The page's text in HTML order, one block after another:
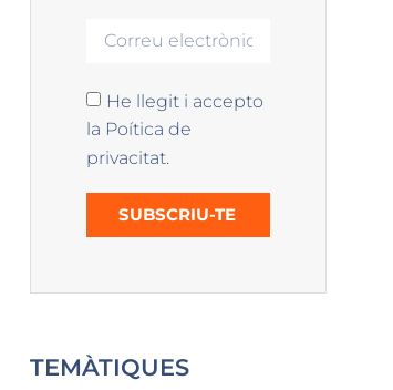
He llegit i accepto
la Poítica de
privacitat.
SUBSCRIU-TE
TEMÀTIQUES